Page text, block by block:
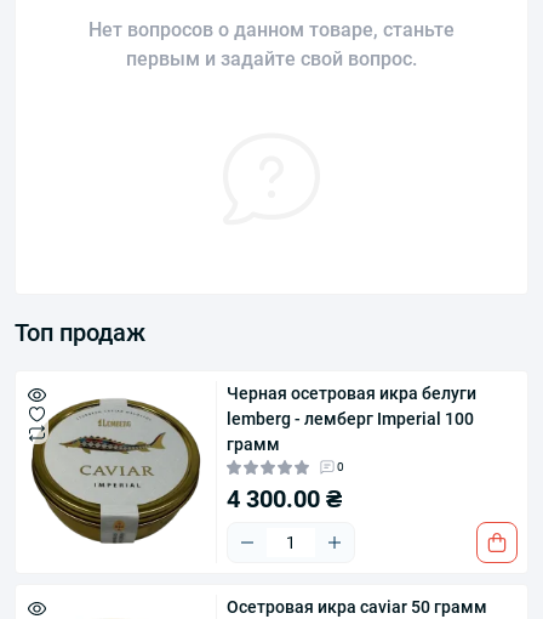
Нет вопросов о данном товаре, станьте
первым и задайте свой вопрос.
Топ продаж
Черная осетровая икра белуги
lemberg - лемберг Imperial 100
грамм
0
4 300.00 ₴
Осетровая икра caviar 50 грамм